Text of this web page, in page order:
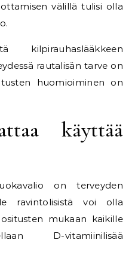
välillä tulisi olla
rautalisän tarve on
huomioiminen on
käyttää
on terveyden
ravintolisistä voi olla
mukaan kaikille
D-vitamiinilisää